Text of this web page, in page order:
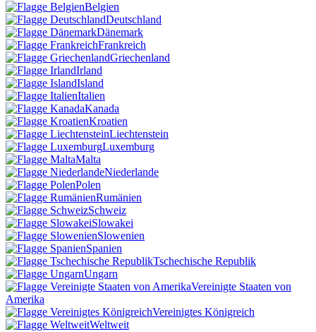
Belgien
Deutschland
Dänemark
Frankreich
Griechenland
Irland
Island
Italien
Kanada
Kroatien
Liechtenstein
Luxemburg
Malta
Niederlande
Polen
Rumänien
Schweiz
Slowakei
Slowenien
Spanien
Tschechische Republik
Ungarn
Vereinigte Staaten von
Amerika
Vereinigtes Königreich
Weltweit